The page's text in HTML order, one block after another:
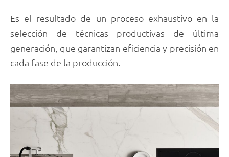
Es el resultado de un proceso exhaustivo en la
selección de técnicas productivas de última
generación, que garantizan eficiencia y precisión en
cada fase de la producción.